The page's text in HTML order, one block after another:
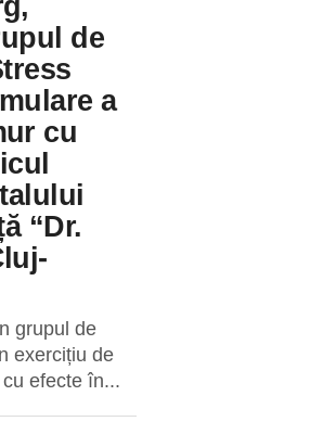
de
a
cu
“Dr.
grupul de
exercițiu de
efecte în...